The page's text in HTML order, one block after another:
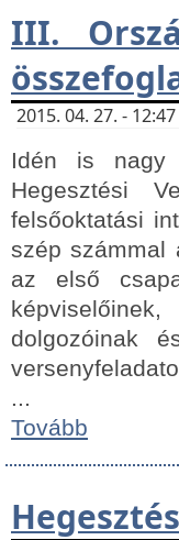
III.
2015. 04. 27. -
Idén is nagy
Hegesztési
felsőoktatási
szép számmal
az első
dolgozóinak
...
Tovább